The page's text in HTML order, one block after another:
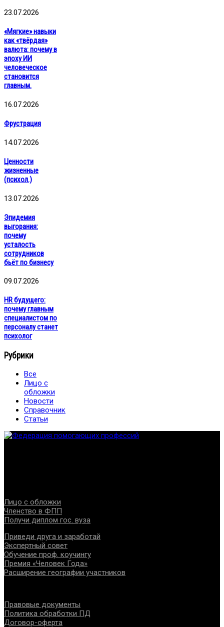
23.07.2026
«Мягкие» навыки
как «твёрдая»
валюта: почему в
эпоху ИИ
человеческое
становится
главным.
16.07.2026
Фрустрация
14.07.2026
Ценности
жизненные
(психол.)
13.07.2026
Эпидемия
выгорания:
почему
усталость
сотрудников
бьёт по бизнесу
09.07.2026
HR будущего:
почему главным
специалистом по
персоналу станет
психолог
Рубрики
Все
Лицо с
обложки
Новости
Справочник
Статьи
Лицо с обложки
Членство в ФПП
Получи диплом гос. вуза
Приведи друга и заработай
Экспертный совет
Обучение проф. коучингу
Премия «Человек Года»
Расширение географии участников
Правовые документы
Политика обработки ПД
Договор-оферта